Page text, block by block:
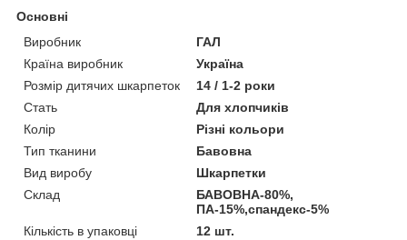
Основні
Виробник
ГАЛ
Країна виробник
Україна
Розмір дитячих шкарпеток
14 / 1-2 роки
Стать
Для хлопчиків
Колір
Різні кольори
Тип тканини
Бавовна
Вид виробу
Шкарпетки
Склад
БАВОВНА-80%,
ПА-15%,спандекс-5%
Кількість в упаковці
12 шт.